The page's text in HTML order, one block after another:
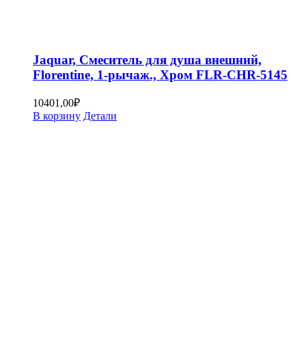
Jaquar, Смеситель для душа внешний,
Florentine, 1-рычаж., Хром FLR-CHR-5145
10401,00₽
В корзину Детали